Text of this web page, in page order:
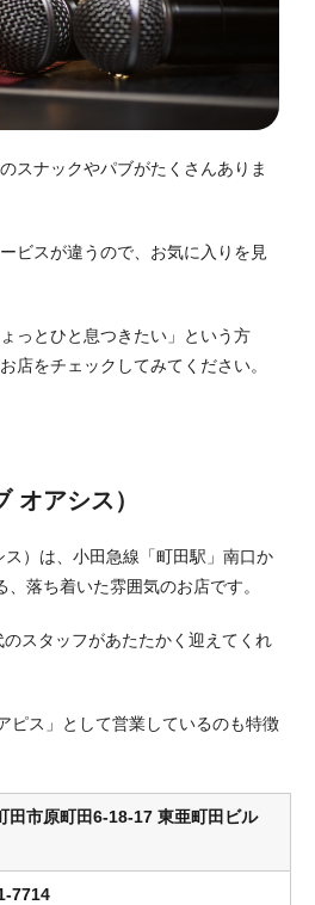
スナックやパブがたくさんありま
ビスが違うので、お気に入りを見
っとひと息つきたい」という方
店をチェックしてみてください。
オアシス）
）は、小田急線「町田駅」南口か
落ち着いた雰囲気のお店です。
スタッフがあたたかく迎えてくれ
ピス」として営業しているのも特徴
田市原町田6-18-17 東亜町田ビル
7714